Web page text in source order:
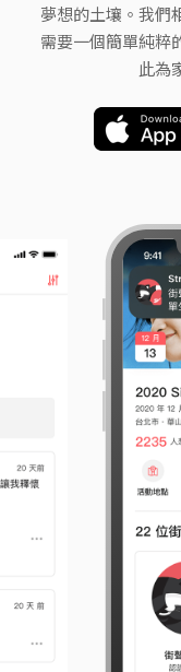
夢想的土壤。我們
需要一個簡單純粹
此為